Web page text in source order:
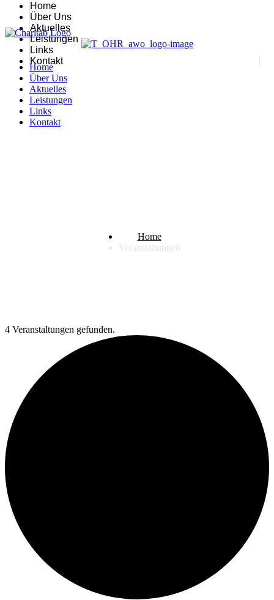
Home
Über Uns
Aktuelles
Leistungen
Links
Kontakt
Home
Über Uns
Aktuelles
Leistungen
Links
Kontakt
Home
Veranstaltungen
4 Veranstaltungen gefunden.